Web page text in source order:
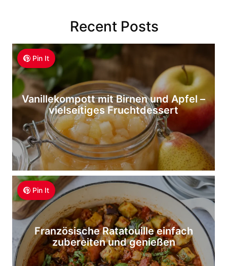
Recent Posts
Pin It
Vanillekompott mit Birnen und Apfel –
vielseitiges Fruchtdessert
Pin It
Französische Ratatouille einfach
zubereiten und genießen